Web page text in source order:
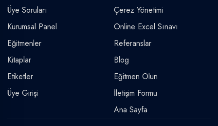
Üye Soruları
Kurumsal Panel
Eğitmenler
Kitaplar
Etiketler
Üye Girişi
Çerez Yönetimi
Online Excel Sınavı
Referanslar
Blog
Eğitmen Olun
İletişim Formu
Ana Sayfa